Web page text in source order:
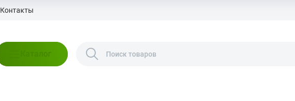
Контакты
Каталог